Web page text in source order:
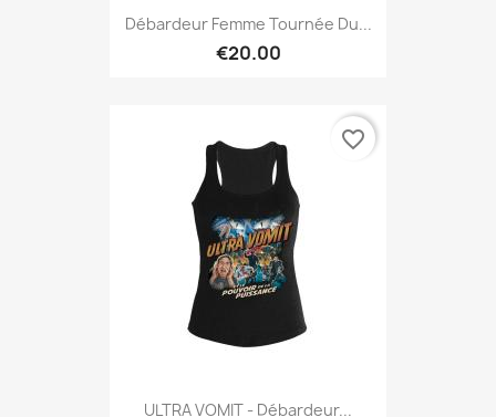
Débardeur Femme Tournée Du...
€20.00
ULTRA VOMIT - Débardeur...
favorite_border